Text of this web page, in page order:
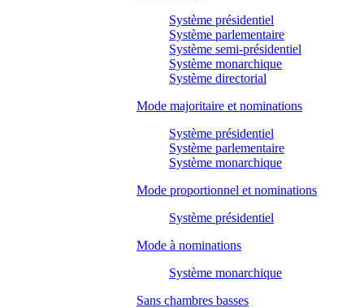
Système présidentiel
Système parlementaire
Système semi-présidentiel
Système monarchique
Système directorial
Mode majoritaire et nominations
Système présidentiel
Système parlementaire
Système monarchique
Mode proportionnel et nominations
Système présidentiel
Mode à nominations
Système monarchique
Sans chambres basses